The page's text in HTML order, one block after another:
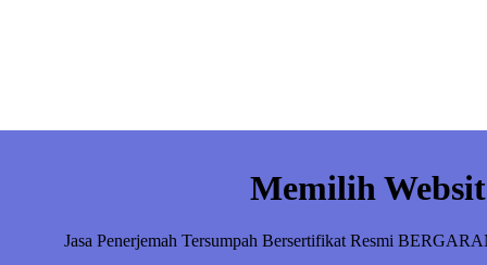
Memilih
Jasa Penerjemah Tersumpah Bersertifikat Resmi